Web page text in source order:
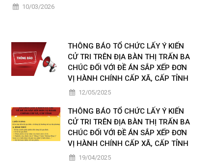
10/03/2026
THÔNG BÁO TỔ CHỨC LẤY Ý KIẾN
CỬ TRI TRÊN ĐỊA BÀN THỊ TRẤN BA
CHÚC ĐỐI VỚI ĐỀ ÁN SẮP XẾP ĐƠN
VỊ HÀNH CHÍNH CẤP XÃ, CẤP TỈNH
12/05/2025
THÔNG BÁO TỔ CHỨC LẤY Ý KIẾN
CỬ TRI TRÊN ĐỊA BÀN THỊ TRẤN BA
CHÚC ĐỐI VỚI ĐỀ ÁN SẮP XẾP ĐƠN
VỊ HÀNH CHÍNH CẤP XÃ, CẤP TỈNH
19/04/2025